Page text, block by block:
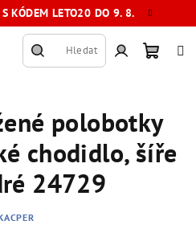
KÓDEM LETO20 DO 9. 8.
Hledat
košík
polobotky
chodidlo, šíře
24729